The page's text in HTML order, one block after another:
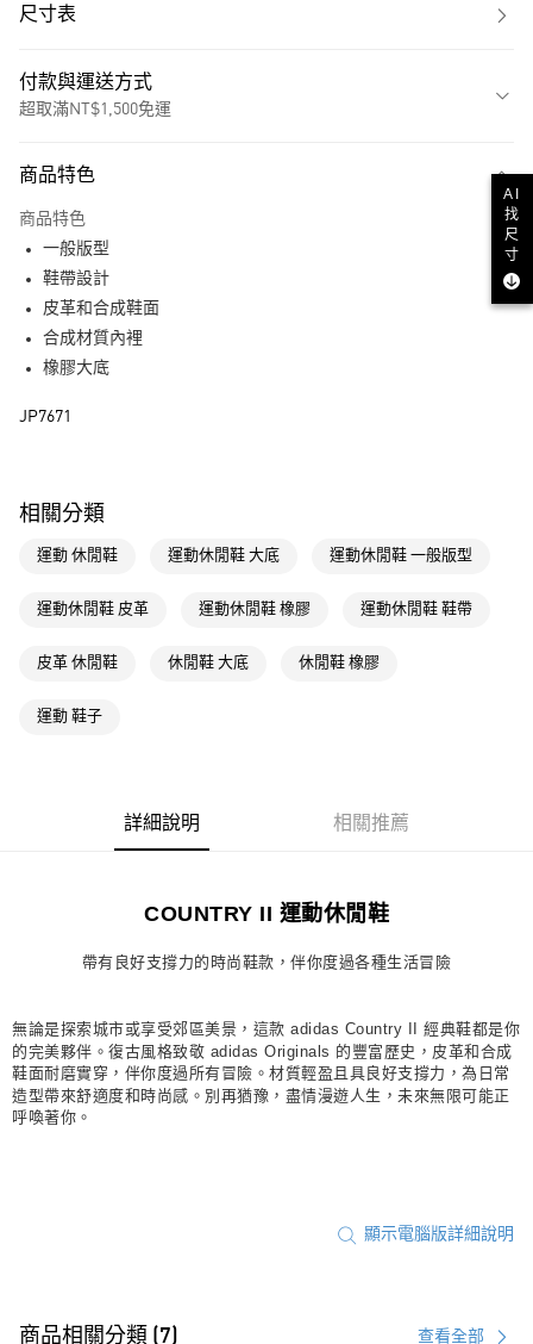
尺寸表
付款與運送方式
超取滿NT$1,500免運
LINE Pay
全家取貨付款
付款後全家取貨
每筆NT$80，滿NT$1,500(含以上)免運費
付款後萊爾富取貨
7-11取貨付款
每筆NT$80，滿NT$1,500(含以上)免運費
每筆NT$80，滿NT$1,500(含以上)免運費
付款後門市自取
商品特色
商品特色
一般版型
鞋帶設計
皮革和合成鞋面
合成材質內裡
橡膠大底
JP7671
相關分類
運動 休閒鞋 運動休閒鞋 大底 運動休閒鞋 一般版型
運動休閒鞋 皮革 運動休閒鞋 橡膠 運動休閒鞋 鞋帶
皮革 休閒鞋 休閒鞋 大底 休閒鞋 橡膠
運動 鞋子
詳細說明 相關推薦
COUNTRY II 運動休閒鞋
帶有良好支撐力的時尚鞋款，伴你度過各種生活冒險
無論是探索城市或享受郊區美景，這款 adidas Country II 經典鞋都是你
的完美夥伴。復古風格致敬 adidas Originals 的豐富歷史，皮革和合成
鞋面耐磨實穿，伴你度過所有冒險。材質輕盈且具良好支撐力，為日常
造型帶來舒適度和時尚感。別再猶豫，盡情漫遊人生，未來無限可能正
呼喚著你。
顯示電腦版詳細說明
商品相關分類 (7) 查看全部
AI
找
尺
寸